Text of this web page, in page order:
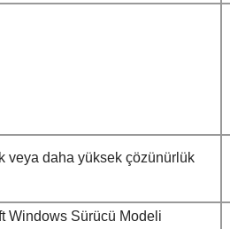
veya daha yüksek çözünürlük
Windows Sürücü Modeli